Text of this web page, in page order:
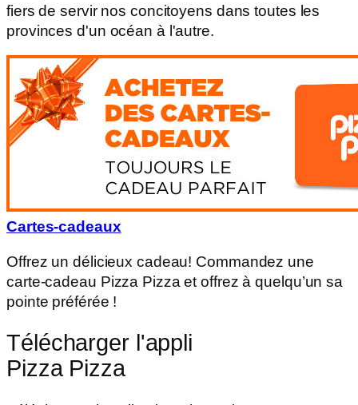
fiers de servir nos concitoyens dans toutes les
provinces d'un océan à l'autre.
Cartes-cadeaux
Offrez un délicieux cadeau! Commandez une
carte-cadeau Pizza Pizza et offrez à quelqu’un sa
pointe préférée !
Télécharger l'appli
Pizza Pizza